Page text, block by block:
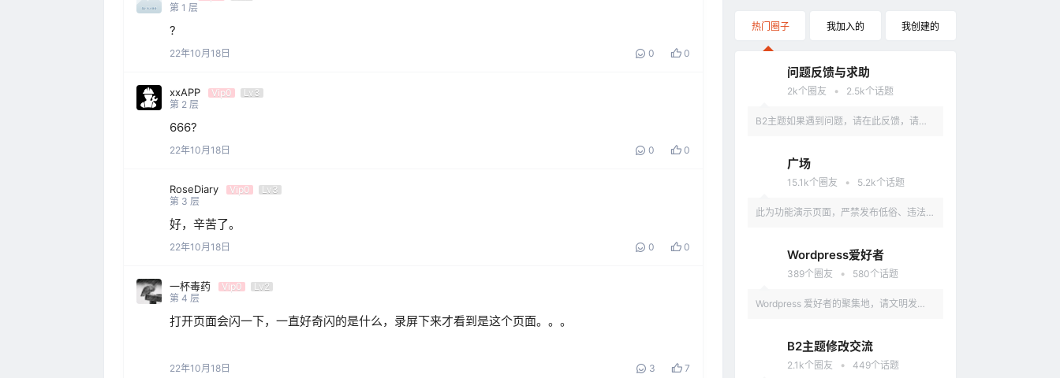
第 1 层
?
22年10月18日 0 0
xxAPP Vip0
Lv3
第 2 层
666?
22年10月18日 0 0
RoseDiary Vip0
Lv3
第 3 层
好，辛苦了。
22年10月18日 0 0
一杯毒药 Vip0
Lv2
第 4 层
打开页面会闪一下，一直好奇闪的是什么，录屏下来才看到是这个页面。。。
22年10月18日 3 7
热门圈子 我加入的 我创建的
问题反馈与求助
2k个圈友 • 2.5k个话题
B2主题如果遇到问题，请在此反馈，请具
广场
15.1k个圈友 • 5.2k个话题
此为功能演示页面，严禁发布低俗、违法、
Wordpress爱好者
389个圈友 • 580个话题
Wordpress 爱好者的聚集地，请文明发
B2主题修改交流
2.1k个圈友 • 449个话题